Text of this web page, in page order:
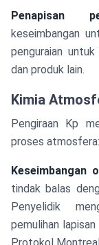
Penapisan
keseimbangan
penguraian
dan produk lain.
Kimia
Pengiraan Kp
proses atmosfera:
Keseimbangan
tindak balas
Penyelidik
pemulihan
Protokol